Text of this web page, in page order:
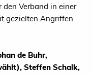
Verband in einer
gezielten Angriffen
de Buhr,
Steffen Schalk,